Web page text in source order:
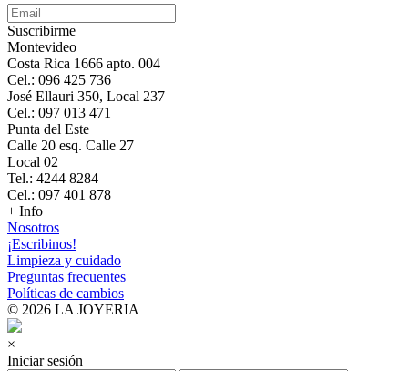
Suscribirme
Montevideo
Costa Rica 1666 apto. 004
Cel.: 096 425 736
José Ellauri 350, Local 237
Cel.: 097 013 471
Punta del Este
Calle 20 esq. Calle 27
Local 02
Tel.: 4244 8284
Cel.: 097 401 878
+ Info
Nosotros
¡Escribinos!
Limpieza y cuidado
Preguntas frecuentes
Políticas de cambios
© 2026 LA JOYERIA
×
Iniciar sesión